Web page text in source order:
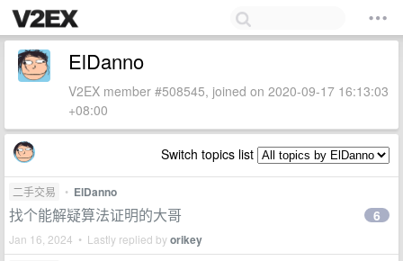
ElDanno
V2EX member #508545, joined on 2020-09-17 16:13:03
+08:00
Switch topics list
二手交易 • ElDanno
找个能解疑算法证明的大哥
Jan 16, 2024 • Lastly replied byorikey
6